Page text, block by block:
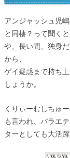
アンジャッシュ児
と同棲？って聞く
や、長い間、独身
から、
ゲイ疑惑まで持ち
しょうか。
くりぃーむしちゅ
も言われ、バラエ
ターとしても大活躍